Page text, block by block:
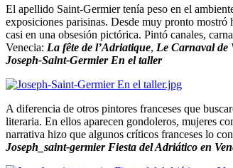
El apellido Saint-Germier tenía peso en el
exposiciones parisinas. Desde muy pronto
casi en una obsesión pictórica. Pintó canales,
Venecia: La fête de l’Adriatique, Le Carnaval de
Joseph-Saint-Germier En el taller
A diferencia de otros pintores franceses que
literaria. En ellos aparecen gondoleros, mujeres
narrativa hizo que algunos críticos franceses lo
Joseph_saint-germier Fiesta del Adriático en